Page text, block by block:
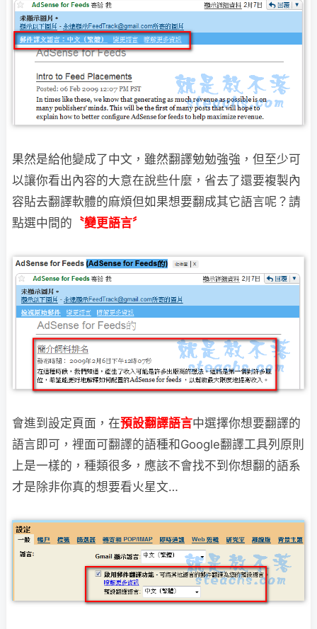
果然是給他變成了中文，雖然翻譯勉勉強強，但至少可
以讓你看出內容的大意在說些什麼， 省去了還要複製內
容貼去翻譯軟體的麻煩但如果想要翻成其它語言呢？請
點選中間的 〝變更語言〞
會進到設定頁面，在預設翻譯語言中選擇你想要翻譯的
語言即可，裡面可翻譯的語種和Google翻譯工具列原則
上是一樣的，種類很多，應該不會找不到你想翻的語系
才是除非你真的想要看火星文…